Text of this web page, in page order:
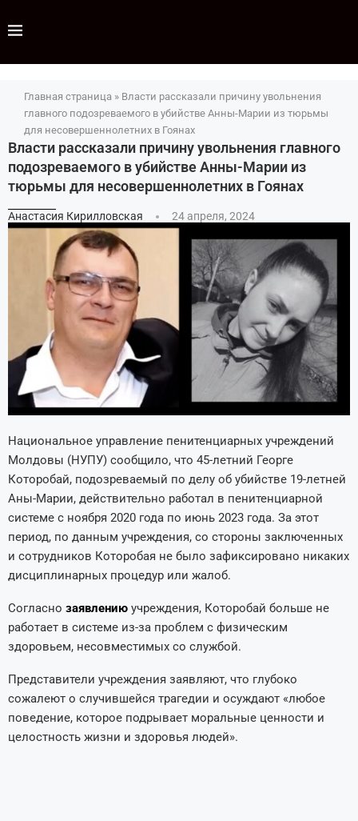
Главная страница » Власти рассказали причину увольнения
главного подозреваемого в убийстве Анны-Марии из тюрьмы
для несовершеннолетних в Гоянах
Власти рассказали причину увольнения главного
подозреваемого в убийстве Анны-Марии из
тюрьмы для несовершеннолетних в Гоянах
Анастасия Кирилловская 24 апреля, 2024
Национальное управление пенитенциарных учреждений
Молдовы (НУПУ) сообщило, что 45-летний Георге
Которобай, подозреваемый по делу об убийстве 19-летней
Аны-Марии, действительно работал в пенитенциарной
системе с ноября 2020 года по июнь 2023 года. За этот
период, по данным учреждения, со стороны заключенных
и сотрудников Которобая не было зафиксировано никаких
дисциплинарных процедур или жалоб.
Согласно заявлению учреждения, Которобай больше не
работает в системе из-за проблем с физическим
здоровьем, несовместимых со службой.
Представители учреждения заявляют, что глубоко
сожалеют о случившейся трагедии и осуждают «любое
поведение, которое подрывает моральные ценности и
целостность жизни и здоровья людей».